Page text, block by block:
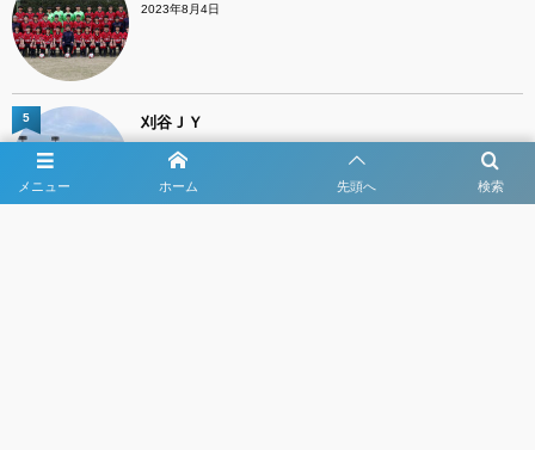
2023年8月4日
刈谷ＪＹ
2023年8月4日
5
メニュー 検索
ホーム 先頭へ